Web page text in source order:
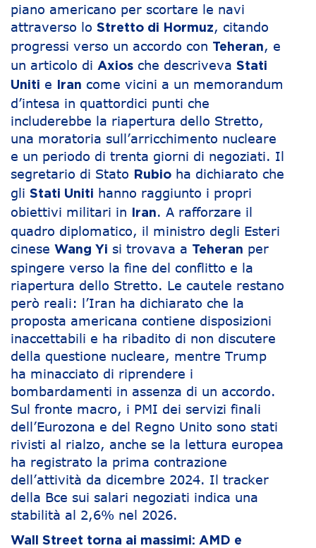
piano americano per scortare le navi
attraverso lo Stretto di Hormuz, citando
progressi verso un accordo con Teheran, e
un articolo di Axios che descriveva Stati
Uniti e Iran come vicini a un memorandum
d’intesa in quattordici punti che
includerebbe la riapertura dello Stretto,
una moratoria sull’arricchimento nucleare
e un periodo di trenta giorni di negoziati. Il
segretario di Stato
Rubio ha dichiarato che
gli Stati Uniti hanno raggiunto i propri
obiettivi militari in
Iran. A rafforzare il
quadro diplomatico, il ministro degli Esteri
cinese Wang Yi si trovava a Teheran per
spingere verso la fine del conflitto e la
riapertura dello Stretto. Le cautele restano
però reali: l’Iran ha dichiarato che la
proposta americana contiene disposizioni
inaccettabili e ha ribadito di non discutere
della questione nucleare, mentre Trump
ha minacciato di riprendere i
bombardamenti in assenza di un accordo.
Sul fronte macro, i PMI dei servizi finali
dell’Eurozona e del Regno Unito sono stati
rivisti al rialzo, anche se la lettura europea
ha registrato la prima contrazione
dell’attività da dicembre 2024. Il tracker
della Bce sui salari negoziati indica una
stabilità al 2,6% nel 2026.
Wall Street torna ai massimi: AMD e